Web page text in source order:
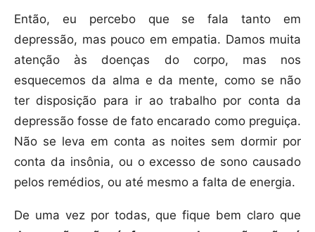
Então, eu percebo que se fala tanto em
depressão, mas pouco em empatia. Damos muita
atenção às doenças do corpo, mas nos
esquecemos da alma e da mente, como se não
ter disposição para ir ao trabalho por conta da
depressão fosse de fato encarado como preguiça.
Não se leva em conta as noites sem dormir por
conta da insônia, ou o excesso de sono causado
pelos remédios, ou até mesmo a falta de energia.
De uma vez por todas, que fique bem claro que